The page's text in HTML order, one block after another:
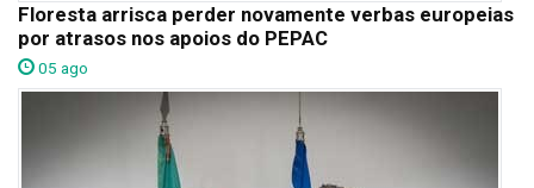
Floresta arrisca perder novamente verbas europeias
por atrasos nos apoios do PEPAC
05 ago